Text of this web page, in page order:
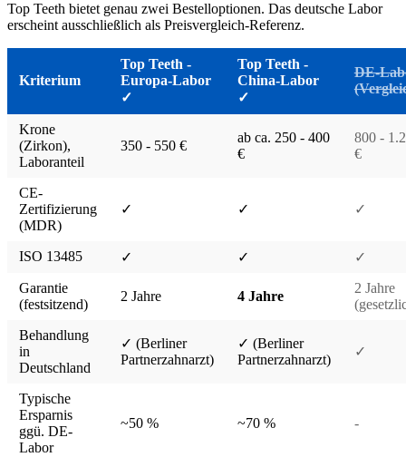
Top Teeth bietet genau zwei Bestelloptionen. Das deutsche Labor
erscheint ausschließlich als Preisvergleich-Referenz.
Kriterium
Top Teeth -
Europa-Labor
✓
Top Teeth -
China-Labor
✓
DE-
Krone
(Zirkon),
Laboranteil
350 - 550 €
ab ca. 250 - 400
€
800 -
€
CE-
Zertifizierung
(MDR)
✓ ✓ ✓
ISO 13485 ✓ ✓
✓
Garantie
(festsitzend)
2 Jahre 4 Jahre
2 Jahre
Behandlung
in
Deutschland
✓ (Berliner
Partnerzahnarzt)
✓ (Berliner
Partnerzahnarzt)
✓
Typische
Ersparnis
ggü. DE-
Labor
~50 % ~70 % -